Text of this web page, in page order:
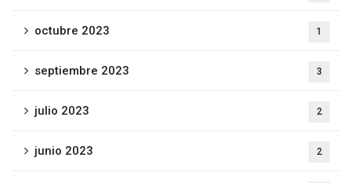
octubre 2023 1
septiembre 2023 3
julio 2023 2
junio 2023 2